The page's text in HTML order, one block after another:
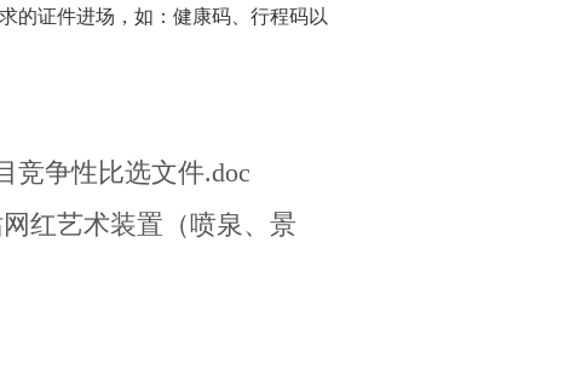
证件进场，如：健康码、行程码以
竞争性比选文件.doc
红艺术装置（喷泉、景